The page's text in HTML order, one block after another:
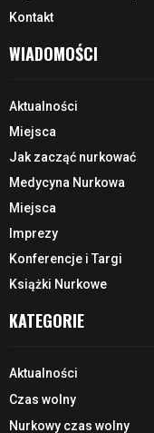
Kontakt
WIADOMOŚCI
Aktualności
Miejsca
Jak zacząć nurkować
Medycyna Nurkowa
Miejsca
Imprezy
Konferencje i Targi
Książki Nurkowe
KATEGORIE
Aktualności
Czas wolny
Nurkowy czas wolny